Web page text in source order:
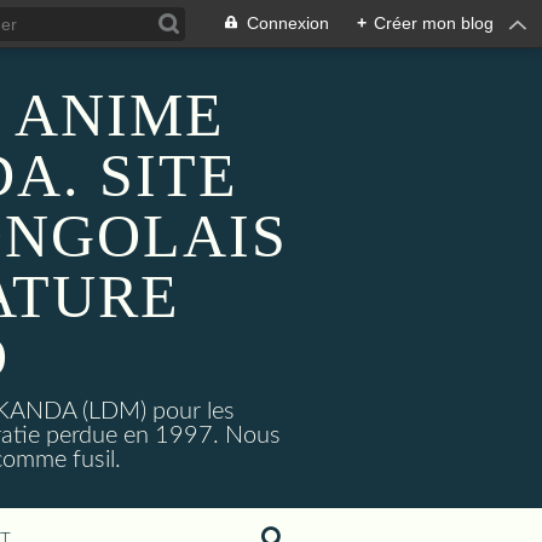
Connexion + Créer mon blog
SITE
(LDM) pour les
perdue en 1997. Nous
fusil.